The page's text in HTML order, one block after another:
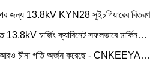
জন্য 13.8kV KYN28 সুইচগিয়ারের বিতরণ
চার্জিং ক্যাবিনেট সফলভাবে মার্কিন
আরও চীনা গতি অর্জন করেছে - CNKEEYA